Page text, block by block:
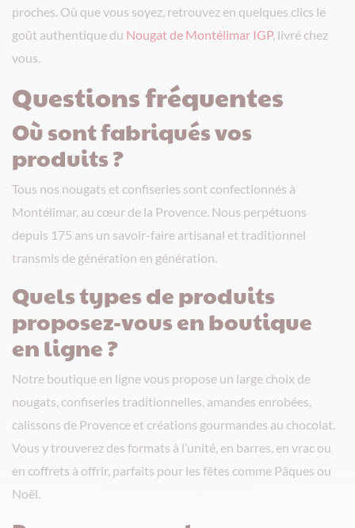
proches. Où que vous soyez, retrouvez en quelques clics le
goût authentique du Nougat de Montélimar IGP, livré chez
vous.
Questions fréquentes
Où sont fabriqués vos
produits ?
Tous nos nougats et confiseries sont confectionnés à
Montélimar, au cœur de la Provence. Nous perpétuons
depuis 175 ans un savoir-faire artisanal et traditionnel
transmis de génération en génération.
Quels types de produits
proposez-vous en boutique
en ligne ?
Notre boutique en ligne vous propose un large choix de
nougats, confiseries traditionnelles, amandes enrobées,
calissons de Provence et créations gourmandes au chocolat.
Vous y trouverez des formats à l’unité, en barres, en vrac ou
en coffrets à offrir, parfaits pour les fêtes comme Pâques ou
Noël.